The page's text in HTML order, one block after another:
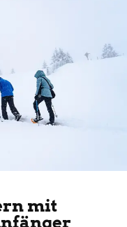
in Pfronten –
Rodelfans nicht
sondern